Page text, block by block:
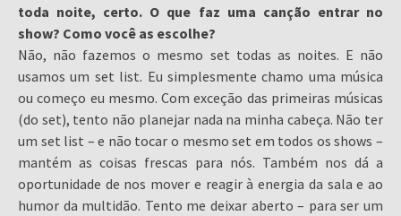
toda noite, certo. O que faz uma canção entrar no
show? Como você as escolhe?
Não, não fazemos o mesmo set todas as noites. E não
usamos um set list. Eu simplesmente chamo uma música
ou começo eu mesmo. Com exceção das primeiras músicas
(do set), tento não planejar nada na minha cabeça. Não ter
um set list – e não tocar o mesmo set em todos os shows –
mantém as coisas frescas para nós. Também nos dá a
oportunidade de nos mover e reagir à energia da sala e ao
humor da multidão. Tento me deixar aberto – para ser um